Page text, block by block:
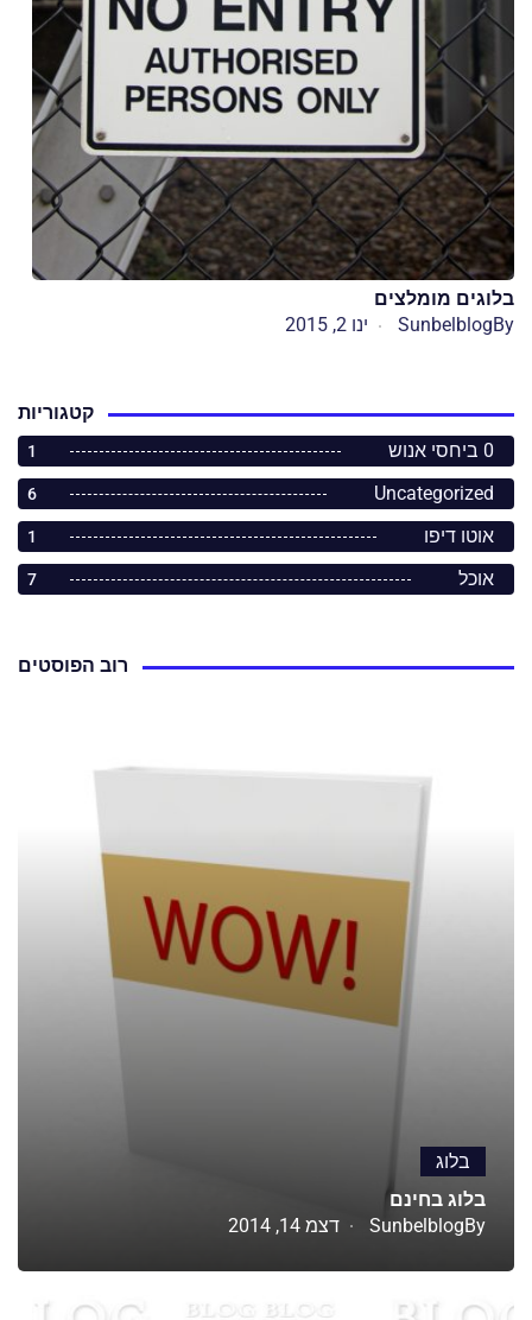
בלוגים מומלצים
By
Sunbelblog ינו 2, 2015
קטגוריות
0 ביחסי אנוש
1
Uncategorized
6
אוטו דיפו 1
אוכל 7
רוב הפוסטים
בלוג
בלוג בחינם
By
Sunbelblog דצמ 14, 2014